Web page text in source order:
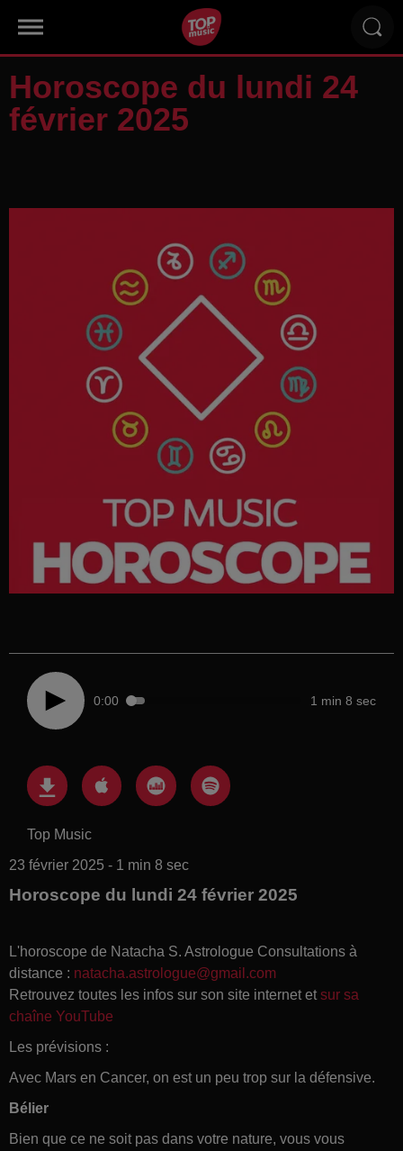
Horoscope du lundi 24
février 2025
0:00 1 min 8 sec
Top Music
23 février 2025 - 1 min 8 sec
Horoscope du lundi 24 février 2025
L'horoscope de Natacha S. Astrologue Consultations à
distance : natacha.astrologue@gmail.com
Retrouvez toutes les infos sur son site internet et sur sa
chaîne YouTube
Les prévisions :
Avec Mars en Cancer, on est un peu trop sur la défensive.
Bélier
Bien que ce ne soit pas dans votre nature, vous vous